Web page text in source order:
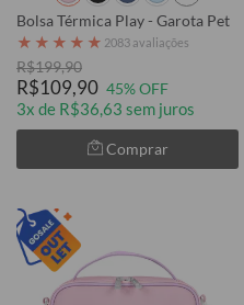
Bolsa Térmica Play - Garota Pet
★ ★ ★ ★ ★ 2083 avaliações
R$199,90
R$109,90 45% OFF
3x de R$36,63 sem juros
Comprar